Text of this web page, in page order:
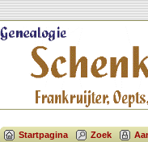
Startpagina Zoek